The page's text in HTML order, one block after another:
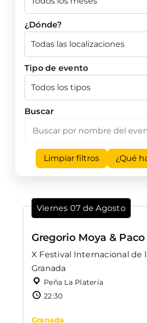
¿Dónde?
Tipo de evento
Buscar
Limpiar filtros ¿Qué
Viernes 07 de Agosto
Gregorio Moya &
X Festival Internacional de
Granada
Peña La Platería
22:30
Granada